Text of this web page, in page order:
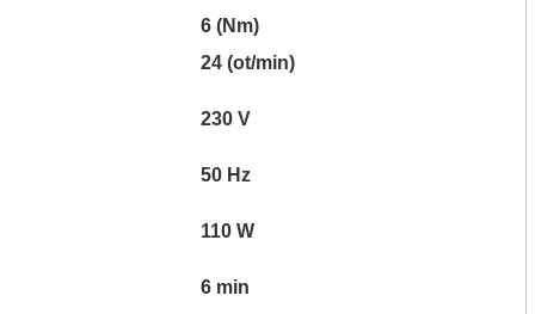
6 (Nm)
24 (ot/min)
230 V
50 Hz
110 W
6 min